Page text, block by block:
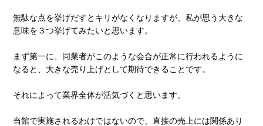
無駄な点を挙げだすとキリがなくなりますが、私が思う大きな
意味を３つ挙げてみたいと思います。
まず第一に、同業者がこのような会合が正常に行われるように
なると、大きな売り上げとして期待できることです。
それによって業界全体が活気づくと思います。
当館で実施されるわけではないので、直接の売上には関係あり